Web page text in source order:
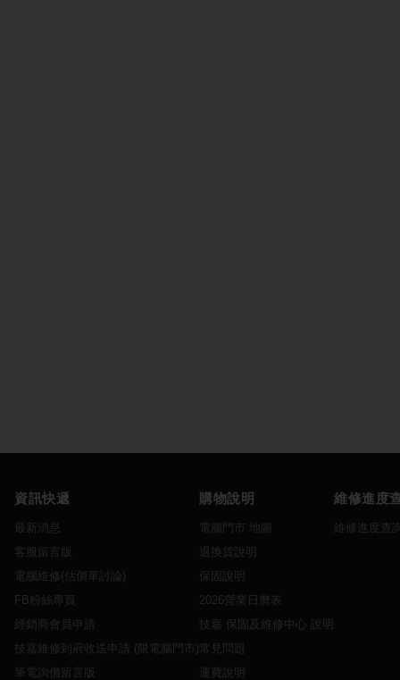
資訊快遞
最新消息
客服留言版
電腦維修(估價單討論)
FB粉絲專頁
經銷商會員申請
技嘉維修到府收送申請 (限電腦門市)
筆電詢價留言版
購物說明
電腦門市 地圖
退換貨說明
保固說明
2026營業日曆表
技嘉 保固及維修中心 說明
常見問題
運費說明
維修進度
維修進度查